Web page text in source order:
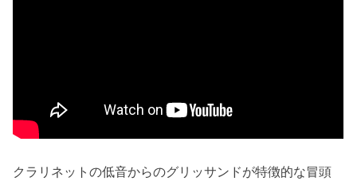
クラリネットの低音からのグリッサンドが特徴的な冒頭